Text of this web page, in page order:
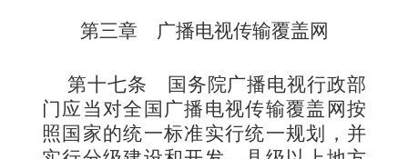
第三章 广播电视传输覆盖网
第十七条 国务院广播电视行政部
门应当对全国广播电视传输覆盖网按
照国家的统一标准实行统一规划，并